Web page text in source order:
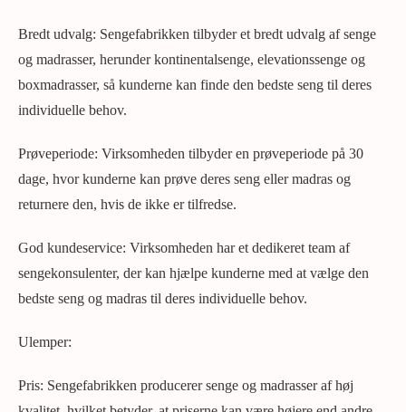
Bredt udvalg: Sengefabrikken tilbyder et bredt udvalg af senge
og madrasser, herunder kontinentalsenge, elevationssenge og
boxmadrasser, så kunderne kan finde den bedste seng til deres
individuelle behov.
Prøveperiode: Virksomheden tilbyder en prøveperiode på 30
dage, hvor kunderne kan prøve deres seng eller madras og
returnere den, hvis de ikke er tilfredse.
God kundeservice: Virksomheden har et dedikeret team af
sengekonsulenter, der kan hjælpe kunderne med at vælge den
bedste seng og madras til deres individuelle behov.
Ulemper:
Pris: Sengefabrikken producerer senge og madrasser af høj